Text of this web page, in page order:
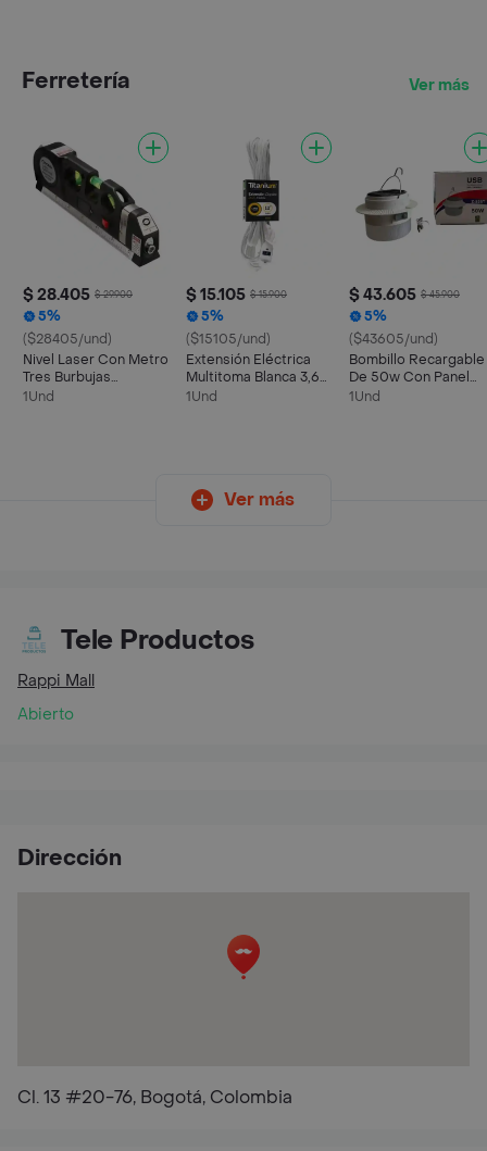
Ferretería Ver más
$ 28.405 $ 29.900
5%
($28405/und)
Nivel Laser Con Metro
Tres Burbujas
Alineador
1Und
$ 15.105 $ 15.900
5%
($15105/und)
Extensión Eléctrica
Multitoma Blanca 3,6
Metros
1Und
$ 43.605 $ 45.900
5%
($43605/und)
Bombillo Recargable
De 50w Con Panel
Solar
1Und
Ver más
Tele Productos
Rappi Mall
Abierto
Dirección
Cl. 13 #20-76, Bogotá, Colombia